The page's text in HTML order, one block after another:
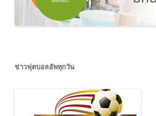
ข่าวฟุตบอลอัพทุกวัน